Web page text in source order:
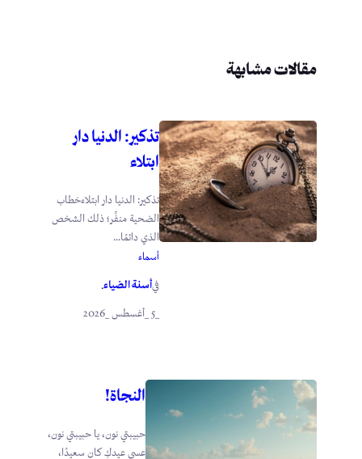
مقالات مشابهة
تذكير: الدنيا دار
ابتلاء
تذكير: الدنيا دار ابتلاءخطاب
الضحية منفِّر؛ ذلك الشخص
الذي دائمًا...
أسماء
فيأسنة الضياء.
_5 _أغسطس _2026
النجاة!
حبيبتي نون، يا حبيبتي نون،
عسى عيدكِ كان سعيدًا،